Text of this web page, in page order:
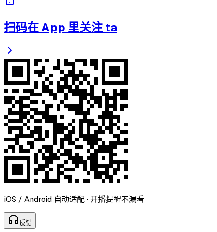
扫码在 App 里关注 ta
iOS / Android 自动适配 · 开播提醒不漏看
反馈